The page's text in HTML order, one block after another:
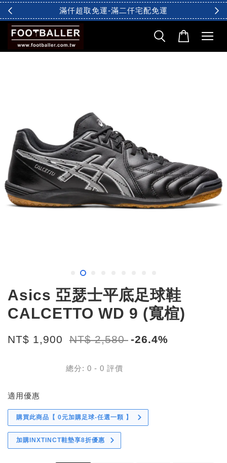
滿仟超取免運-滿二仟宅配免運
Asics 亞瑟士平底足球鞋
CALCETTO WD 9 (寬楦)
NT$ 1,900 NT$ 2,580 -26.4%
總分: 0 - 0 評價
適用優惠
購買此商品【 0元加購足球-任選一顆 】
加購INXTINCT鞋墊享8折優惠